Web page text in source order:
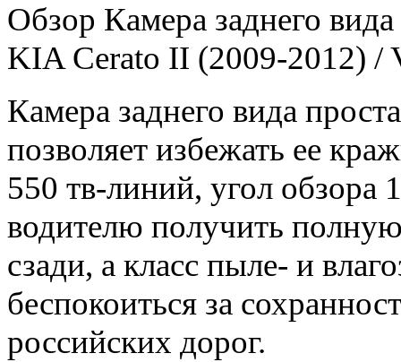
Обзор Камера заднего
KIA Cerato II (2009-2012) /
Камера заднего вида
позволяет избежать ее
550 тв-линий, угол обзора
водителю получить
сзади, а класс пыле- и
беспокоиться за
российских дорог.